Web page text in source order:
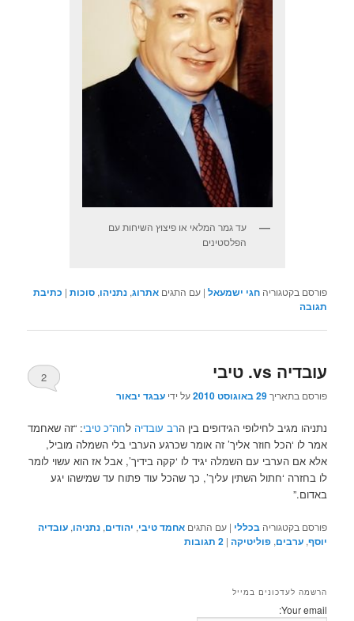
עד גמר המלאי או פיצוץ השיחות עם
הפלסטינים
פורסם בקטגוריה חגי ישמעאל |עם התגים אתרוג,נתניהו,סוכות | כתיבת
תגובה
עובדיה vs. טיבי
פורסם בתאריך29 באוגוסט 2010 על ידיעבגד יבאור
2
נתניהו מגיב לחילופי הגידופים בין הרב עובדיה לחה”כ טיבי: “זה שאחמד
אמר לו ‘הכל חוזר אליך’ זה אומר שכרגע הערבי בלי השמלה מוביל,
אלא אם הערבי עם השמלה יגיד לו ‘קקה בידיך’, אבל אז הוא עשוי לומר
לו בחזרה ‘חתול השתין עליך’, כך שהכל עוד פתוח עד שמישהו יגע
באדום.”
פורסם בקטגוריה בכללי |עם התגים אחמד טיבי, יהודים,נתניהו,עובדיה
יוסף,ערבים,פוליטיקה |
2 תגובות
הרשמה לעדכונים במייל
Your email: